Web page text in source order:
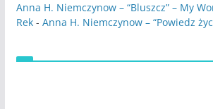
Anna H. Niemczynow – “Bluszcz” – My
Rek- Anna H. Niemczynow – “Powiedz